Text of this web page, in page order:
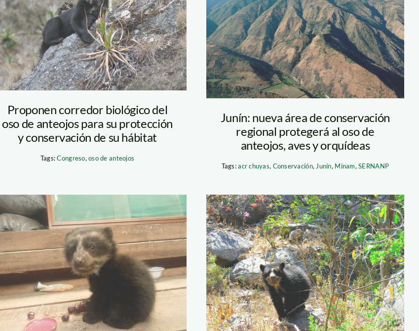
Proponen corredor biológico del
oso de anteojos para su protección
y conservación de su hábitat
Tags:Congreso,oso de anteojos
andina
Junín: nueva área de conservación
regional protegerá al oso de
anteojos, aves y orquídeas
Tags:acr chuyas, Conservación,Junín, Minam,SERNANP
oso de anteojos –
serfor
oso-de-anteojos-
sernanp